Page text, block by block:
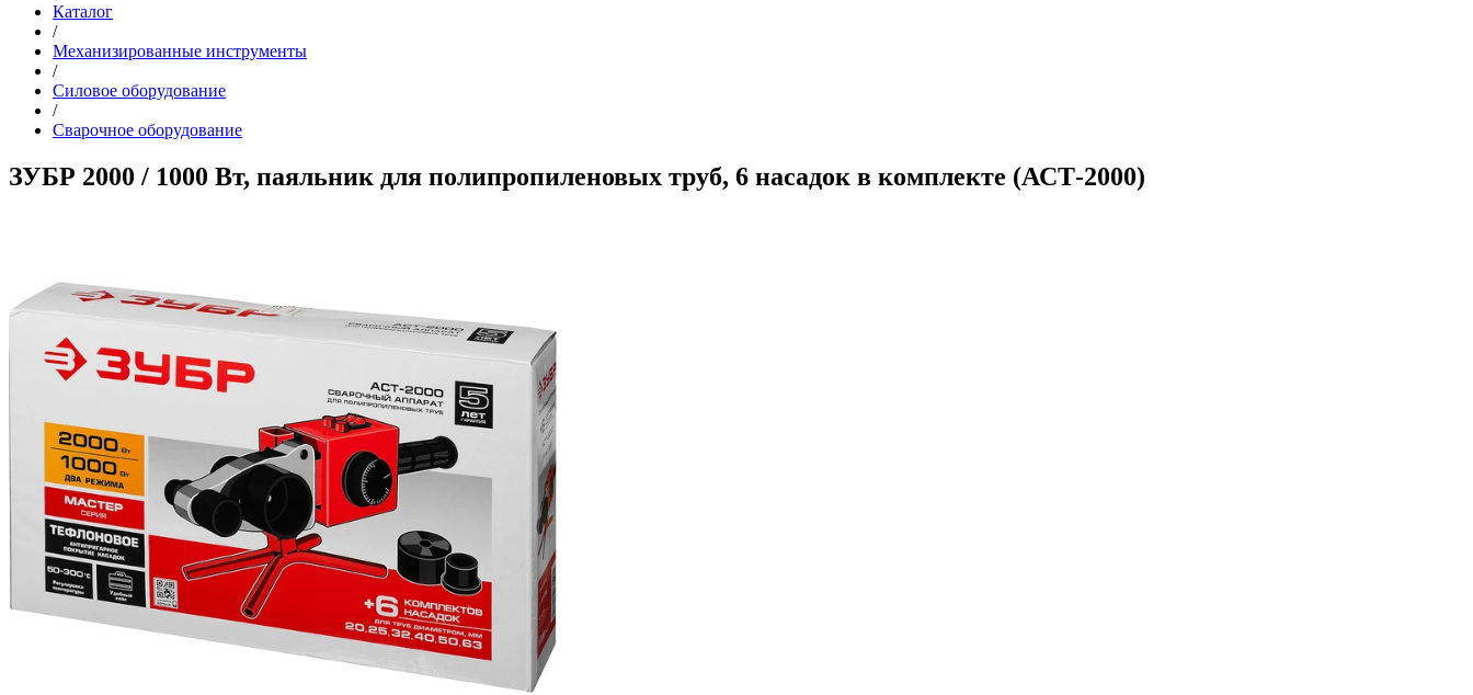
Каталог
/
Механизированные инструменты
/
Силовое оборудование
/
Сварочное оборудование
ЗУБР 2000 / 1000 Вт, паяльник для полипропиленовых труб, 6 насадок в комплекте (АСТ-2000)